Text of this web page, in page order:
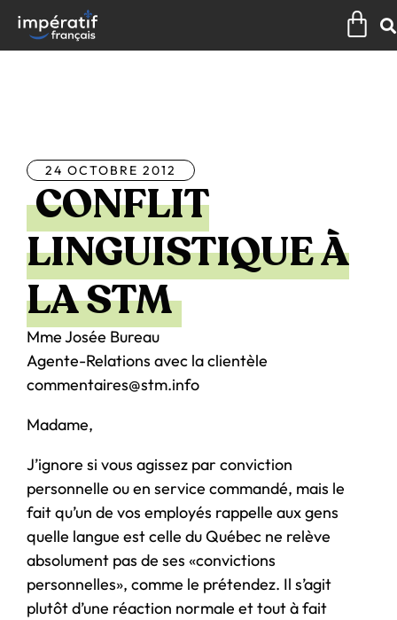
contenu
24 OCTOBRE 2012
CONFLIT
LINGUISTIQUE À
LA STM
Mme Josée Bureau
Agente-Relations avec la clientèle
commentaires@stm.info
Madame,
J’ignore si vous agissez par conviction
personnelle ou en service commandé, mais le
fait qu’un de vos employés rappelle aux gens
quelle langue est celle du Québec ne relève
absolument pas de ses «convictions
personnelles», comme le prétendez. Il s’agit
plutôt d’une réaction normale et tout à fait